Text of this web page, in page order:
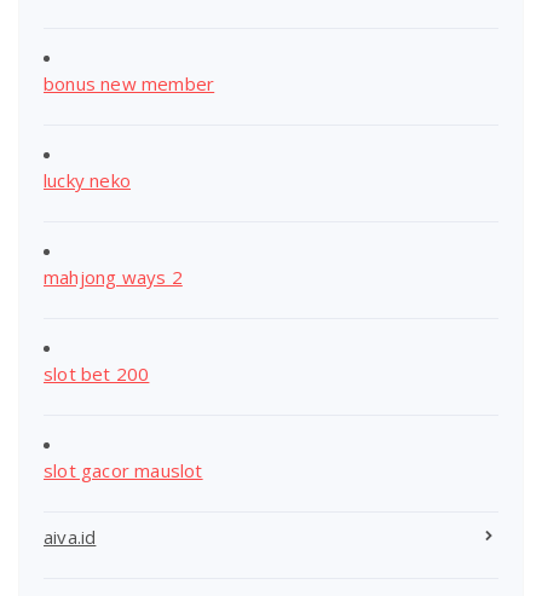
bonus new member
lucky neko
mahjong ways 2
slot bet 200
slot gacor mauslot
aiva.id